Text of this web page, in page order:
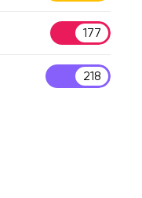
177
218